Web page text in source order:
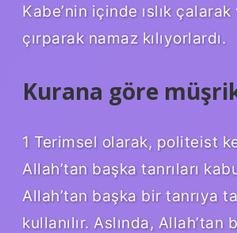
Kabe’nin içinde ıslık
çırparak namaz kılıyorlardı.
Kurana göre
1 Terimsel olarak, politeist
Allah’tan başka tanrıları
Allah’tan başka bir tanrıya
kullanılır. Aslında, Allah’tan